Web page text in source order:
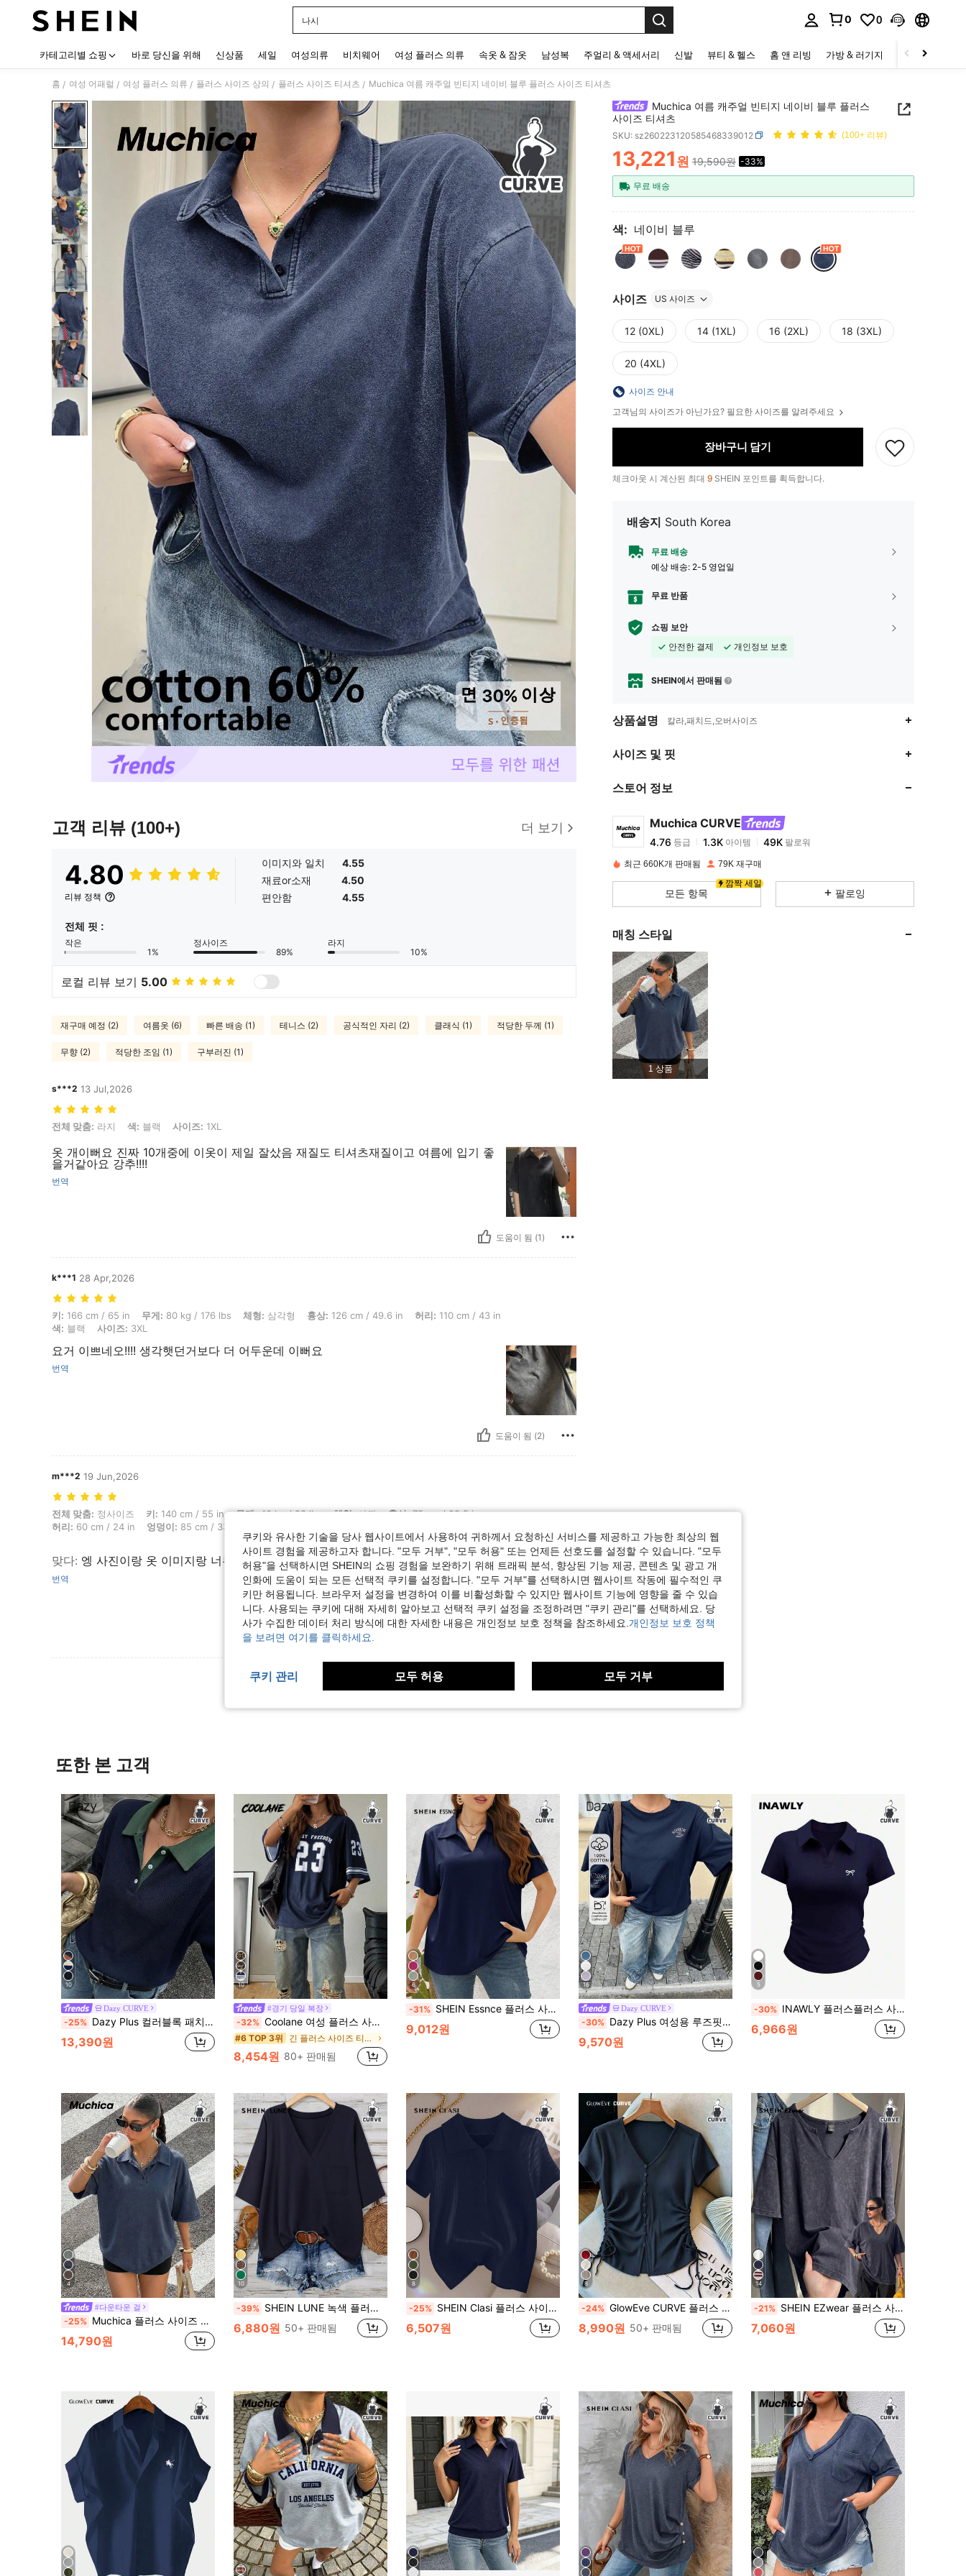
나시
0 0
카테고리별 쇼핑 바로 당신을 위해 신상품 세일 여성의류 비치웨어 여성 플러스 의류 속옷 & 잠옷 남성복 주얼리 & 액세서리 신발 뷰티 & 헬스 홈 앤 리빙 가방 & 러기지 스포츠 & 아웃
홈 / 여성 어패럴 / 여성 플러스 의류 / 플러스 사이즈 상의 / 플러스 사이즈 티셔츠 / Muchica 여름 캐주얼 빈티지 네이비 블루 플러스 사이즈 티셔츠
고객 리뷰 (100+) 더 보기
4.80
리뷰 정책
이미지와 일치
4.55
재료or소재
4.50
편안함
4.55
전체 핏 :
작은
1%
정사이즈
89%
라지
10%
로컬 리뷰 보기 5.00
재구매 예정 (2) 여름옷 (6) 빠른 배송 (1) 테니스 (2) 공식적인 자리 (2) 클래식 (1) 적당한 두께 (1)
무향 (2) 적당한 조임 (1) 구부러진 (1)
s***2 13 Jul,2026
전체 맞춤: 라지, 색: 블랙, 사이즈: 1XL
전체 맞춤: 라지 색: 블랙 사이즈: 1XL
옷 개이뻐요 진짜 10개중에 이옷이 제일 잘샀음 재질도 티셔츠재질이고 여름에 입기 좋
을거같아요 강추!!!!
번역
도움이 됨 (1)
k***1 28 Apr,2026
키: 166 cm / 65 in, 무게: 80 kg / 176 lbs, 체형: 삼각형, 흉상: 126 cm / 49.6 in, 허리: 110 cm / 43 in, 색: 블랙, 사이즈: 3XL
키: 166 cm / 65 in 무게: 80 kg / 176 lbs 체형: 삼각형 흉상: 126 cm / 49.6 in 허리: 110 cm / 43 in
색: 블랙 사이즈: 3XL
요거 이쁘네오!!!! 생각햇던거보다 더 어두운데 이뻐요
번역
도움이 됨 (2)
m***2 19 Jun,2026
전체 맞춤: 정사이즈, 키: 140 cm / 55 in, 무게: 40 kg / 88 lbs, 체형: 사과, 흉상: 75 cm / 29.5 in, 허리: 60 cm / 24 in, 엉덩이: 85 cm / 33 in, 색: 블랙, 사이즈: 1XL
전체 맞춤: 정사이즈 키: 140 cm / 55 in 무게:40 kg / 88 lbs 체형:사과 흉상:75 cm / 29.5 in
허리: 60 cm / 24 in 엉덩이: 85 cm / 33 in
맞다: 엥 사진이랑 옷 이미지랑 너무 다름 근데 편하게 입기엔 좋은듯함
번역
리뷰 더 보기
Muchica 여름 캐주얼 빈티지 네이비 블루 플러스
사이즈 티셔츠
SKU: sz260223120585468339012 (100+ 리뷰)
PRICE AND AVAILABILITY
13,221원 19,590원 -33%
무료 배송
색: 네이비 블루
사이즈 US 사이즈
12 (0XL) 14 (1XL) 16 (2XL) 18 (3XL)
20 (4XL)
사이즈 안내
고객님의 사이즈가 아닌가요? 필요한 사이즈를 알려주세요
장바구니 담기
체크아웃 시 계산된 최대 9 SHEIN 포인트를 획득합니다.
배송지 South Korea
무료 배송
예상 배송: 2-5 영업일
무료 반품
쇼핑 보안
안전한 결제
개인정보 보호
SHEIN에서 판매됨
상품설명 칼라,패치드,오버사이즈
사이즈 및 핏
스토어 정보
Muchica CURVE
4.76
4.76 1.3K 아이템 49K팔로워
d***1 이(가)하루 전에지불됨
4.76 1.3K
4.76 1.3K
1.3K
최근 660K개 판매됨 79K 재구매
깜짝 세일
모든 항목 팔로잉
매칭 스타일
1 상품
또한 본 고객
10
Dazy CURVE
-25% Dazy Plus 컬러블록 패치워크 루즈핏 스트라이프 폴로 카라 반팔 캐주얼 여름 플러스 사이즈 여성 티셔츠
13,390원
10
#경기 당일 복장
-32% Coolane 여성 플러스 사이즈 여름/봄 페스티벌 빈티지 스트리트웨어 스포츠웨어 숫자 프린트 플러스 사이즈 야구 저지 티셔츠, 표범 프린트 탑, 가을 의류, 치타 프린트 탑, 표범 프린트 탑
#6 TOP 3위 긴 플러스 사이즈 티셔츠
8,454원 80+ 판매됨
6
-31% SHEIN Essnce 플러스 사이즈 캐주얼 솔리드 컬러 반팔 티셔츠, 여름
9,012원
16
Dazy CURVE
-30% Dazy Plus 여성용 루즈핏 레터 프린트 크루넥 캐주얼 플러스 사이즈 브라운 티셔츠, 봄/여름
9,570원
5
-30% INAWLY 플러스플러스 사이즈 티셔츠, 플러스플러스 사이즈 걸, 크롭트 탑, 걸 패션, 봄방학 상의
6,966원
4
#다운타운 걸
-25% Muchica 플러스 사이즈 솔리드 컬러 드롭 숄더 반팔 하프 지퍼 캐주얼 루즈 다용도 티셔츠
14,790원
10
-39% SHEIN LUNE 녹색 플러스플러스 사이즈 여성용 여름 탑 브이넥 포켓 티셔츠 코튼
6,880원 50+ 판매됨
8
-25% SHEIN Clasi 플러스 사이즈 여성 LUNE 반팔 티셔츠, 캐주얼 컬러 블로킹, 여름에 버서타일, 데일리 웨어, 폴로 칼라, 스포츠, 비즈니스, 통근에 적합
6,507원
8
-24% GlowEve CURVE 플러스 사이즈 여성 여름 브이넥 니트 탱크탑, 드로스트링 사이드 디자인 탑 티셔츠
8,990원 50+ 판매됨
14
-21% SHEIN EZwear 플러스 사이즈 봄/여름 의류 플러스 사이즈 봄/여름 스노우워시 아세테이트 디스트레스드 초콜릿 브라운 루즈핏 반팔 스몰 V넥 플러스 사이즈 티셔츠 면 소재 봄/여름 의류
7,060원
쿠키와 유사한 기술을 당사 웹사이트에서 사용하여 귀하께서 요청하신 서비스를 제공하고 가능한 최상의 웹
사이트 경험을 제공하고자 합니다. "모두 거부", "모두 허용" 또는 언제든 선호도를 설정할 수 있습니다. "모두
허용"을 선택하시면 SHEIN의 쇼핑 경험을 보완하기 위해 트래픽 분석, 향상된 기능 제공, 콘텐츠 및 광고 개
인화에 도움이 되는 모든 선택적 쿠키를 설정합니다. "모두 거부"를 선택하시면 웹사이트 작동에 필수적인 쿠
키만 허용됩니다. 브라우저 설정을 변경하여 이를 비활성화할 수 있지만 웹사이트 기능에 영향을 줄 수 있습
니다. 사용되는 쿠키에 대해 자세히 알아보고 선택적 쿠키 설정을 조정하려면 "쿠키 관리"를 선택하세요. 당
사가 수집한 데이터 처리 방식에 대한 자세한 내용은 개인정보 보호 정책을 참조하세요. 개인정보 보호 정책
을 보려면 여기를 클릭하세요.
쿠키 관리 모두 허용 모두 거부